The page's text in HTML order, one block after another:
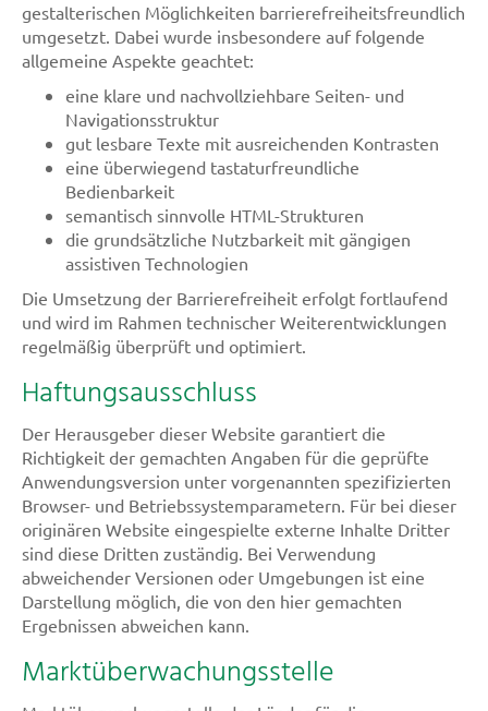
gestalterischen Möglichkeiten barrierefreiheitsfreundlich
umgesetzt. Dabei wurde insbesondere auf folgende
allgemeine Aspekte geachtet:
eine klare und nachvollziehbare Seiten- und
Navigationsstruktur
gut lesbare Texte mit ausreichenden Kontrasten
eine überwiegend tastaturfreundliche
Bedienbarkeit
semantisch sinnvolle HTML-Strukturen
die grundsätzliche Nutzbarkeit mit gängigen
assistiven Technologien
Die Umsetzung der Barrierefreiheit erfolgt fortlaufend
und wird im Rahmen technischer Weiterentwicklungen
regelmäßig überprüft und optimiert.
Haftungsausschluss
Der Herausgeber dieser Website garantiert die
Richtigkeit der gemachten Angaben für die geprüfte
Anwendungsversion unter vorgenannten spezifizierten
Browser- und Betriebssystemparametern. Für bei dieser
originären Website eingespielte externe Inhalte Dritter
sind diese Dritten zuständig. Bei Verwendung
abweichender Versionen oder Umgebungen ist eine
Darstellung möglich, die von den hier gemachten
Ergebnissen abweichen kann.
Marktüberwachungsstelle